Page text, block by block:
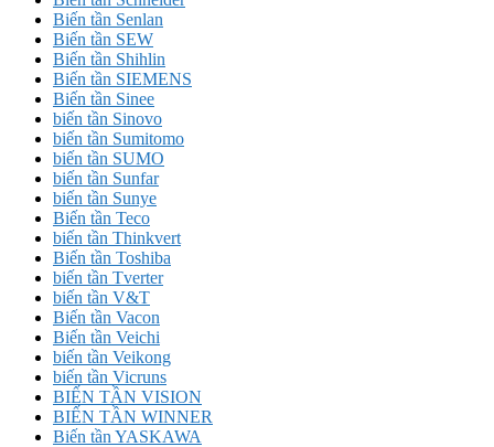
Biến tần Senlan
Biến tần SEW
Biến tần Shihlin
Biến tần SIEMENS
Biến tần Sinee
biến tần Sinovo
biến tần Sumitomo
biến tần SUMO
biến tần Sunfar
biến tần Sunye
Biến tần Teco
biến tần Thinkvert
Biến tần Toshiba
biến tần Tverter
biến tần V&T
Biến tần Vacon
Biến tần Veichi
biến tần Veikong
biến tần Vicruns
BIẾN TẦN VISION
BIẾN TẦN WINNER
Biến tần YASKAWA